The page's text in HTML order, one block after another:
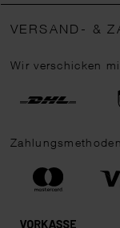
VERSAND- &
Wir verschicken
Zahlungsmethoden